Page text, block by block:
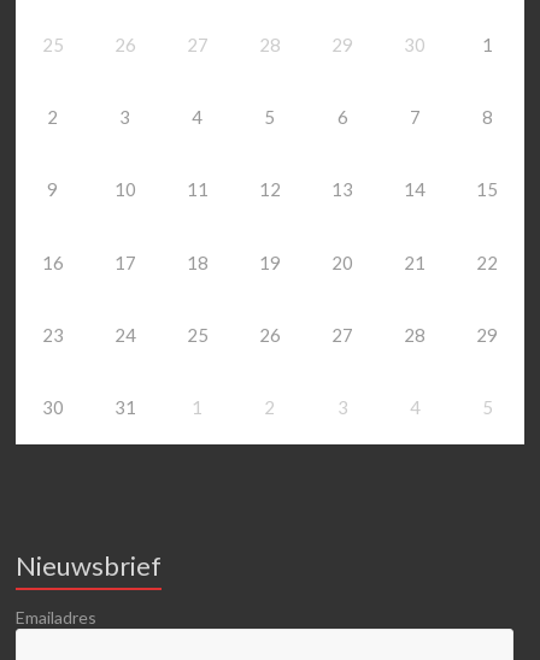
25 26 27 28 29 30 1
2 3 4 5 6 7 8
9 10 11 12 13 14 15
16 17 18 19 20 21 22
23 24 25 26 27 28 29
30 31 1 2 3 4 5
Nieuwsbrief
Emailadres